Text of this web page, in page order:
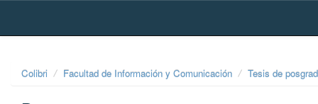
Skip
Colibri Facultad de Información y Comunicación Tesis de